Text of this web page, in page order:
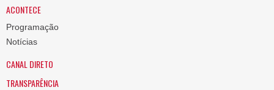
ACONTECE
Programação
Notícias
CANAL DIRETO
TRANSPARÊNCIA